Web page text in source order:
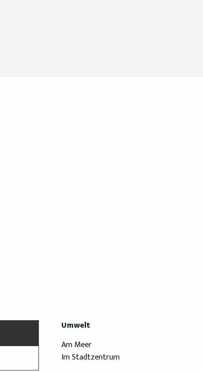
Umwelt
Umwelt
Am Meer
Im Stadtzentrum